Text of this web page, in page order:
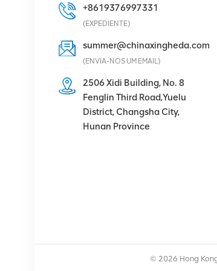
Eltek Flatpack2
48/2000 Módulo
retificador HE 48V
2000W
comunicação Eltek
+8619376997331
(EXPEDIENTE)
summer@chinaxingheda.com
(ENVIA-NOS UM EMAIL)
2506 Xidi Building, No. 8
Fenglin Third Road,Yuelu
District, Changsha City,
Hunan Province
© 2026 Hong